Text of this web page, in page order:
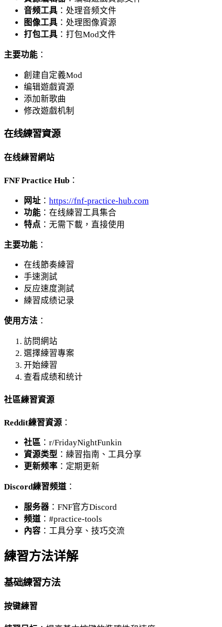
音频工具 ：处理音频文件
图像工具 ：处理图像資源
打包工具 ：打包Mod文件
主要功能 ：
創建自定義Mod
编辑遊戲資源
添加新歌曲
修改遊戲机制
在线練習資源
在线練習網站
FNF Practice Hub ：
网址 ： https://fnf-practice-hub.com
功能 ：在线練習工具集合
特点 ：无需下載，直接使用
主要功能 ：
在线節奏練習
手速測試
反应速度測試
練習成绩记录
使用方法 ：
訪問網站
選擇練習專案
开始練習
查看成绩和统计
社區練習資源
Reddit練習資源 ：
社區 ：r/FridayNightFunkin
資源类型 ：練習指南、工具分享
更新频率 ：定期更新
Discord練習频道 ：
服务器 ：FNF官方Discord
频道 ：#practice-tools
內容 ：工具分享、技巧交流
練習方法详解
基础練習方法
按键練習